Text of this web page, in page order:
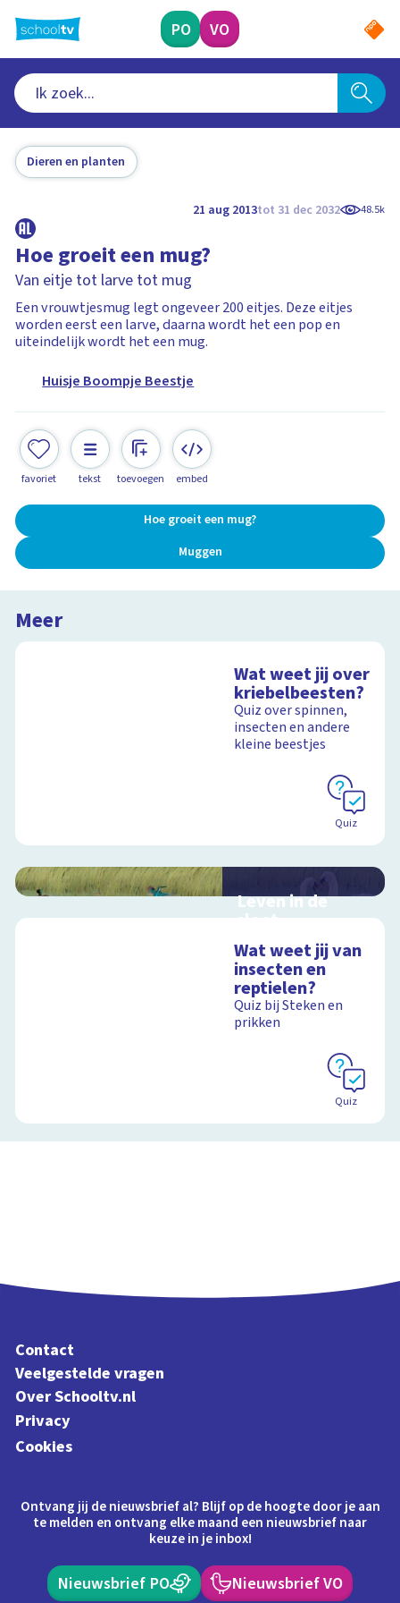
naar
hoofdinhoud
PO VO
Dieren en planten
21 aug 2013tot 31 dec 2032 48.5k
Hoe groeit een mug?
Van eitje tot larve tot mug
Een vrouwtjesmug legt ongeveer 200 eitjes. Deze eitjes
worden eerst een larve, daarna wordt het een pop en
uiteindelijk wordt het een mug.
Huisje Boompje Beestje
favoriet tekst toevoegen embed
Hoe groeit een mug?
Muggen
Meer
Wat weet jij over
kriebelbeesten?
Quiz over spinnen,
insecten en andere
kleine beestjes
Quiz
Leven in de
sloot
schoolplaat over het
slootleven
Wat weet jij van
insecten en
reptielen?
Quiz bij Steken en
prikken
Quiz
Contact
Veelgestelde vragen
Over Schooltv.nl
Privacy
Cookies
Ontvang jij de nieuwsbrief al? Blijf op de hoogte door je aan
te melden en ontvang elke maand een nieuwsbrief naar
keuze in je inbox!
Nieuwsbrief PO Nieuwsbrief VO